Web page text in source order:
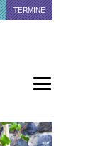
TERMINE